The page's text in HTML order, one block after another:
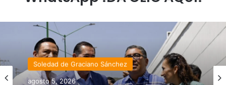
Soledad de Graciano Sánchez
agosto 5, 2026